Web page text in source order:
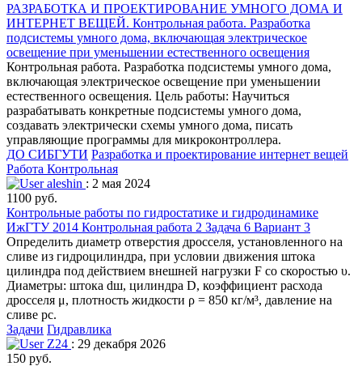
РАЗРАБОТКА И ПРОЕКТИРОВАНИЕ УМНОГО ДОМА И
ИНТЕРНЕТ ВЕЩЕЙ. Контрольная работа. Разработка
подсистемы умного дома, включающая электрическое
освещение при уменьшении естественного освещения
Контрольная работа. Разработка подсистемы умного дома,
включающая электрическое освещение при уменьшении
естественного освещения. Цель работы: Научиться
разрабатывать конкретные подсистемы умного дома,
создавать электрически схемы умного дома, писать
управляющие программы для микроконтроллера.
ДО СИБГУТИ Разработка и проектирование интернет вещей
Работа Контрольная
aleshin : 2 мая 2024
1100 руб.
Контрольные работы по гидростатике и гидродинамике
ИжГТУ 2014 Контрольная работа 2 Задача 6 Вариант 3
Определить диаметр отверстия дросселя, установленного на
сливе из гидроцилиндра, при условии движения штока
цилиндра под действием внешней нагрузки F со скоростью υ.
Диаметры: штока dш, цилиндра D, коэффициент расхода
дросселя μ, плотность жидкости ρ = 850 кг/м³, давление на
сливе рс.
Задачи Гидравлика
Z24 : 29 декабря 2026
150 руб.